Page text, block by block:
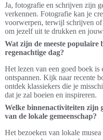
Ja, fotografie en schrijven zijn
verkennen. Fotografie kan je
voorwerpen, terwijl schrijven of
om jezelf uit te drukken en jouw
Wat zijn de meeste populaire
regenachtige dag?
Het lezen van een goed boek
ontspannen. Kijk naar recente
ontdek klassiekers die je
dat je zal boeien en inspireren.
Welke binnenactiviteiten zijn
van de lokale gemeenschap?
Het bezoeken van lokale